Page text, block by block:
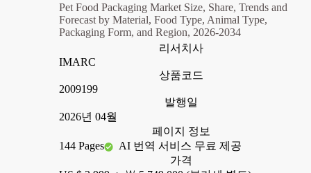
Pet Food Packaging Market Size, Share, Trends and
Forecast by Material, Food Type, Animal Type,
Packaging Form, and Region, 2026-2034
리서치사
IMARC
상품코드
2009199
발행일
2026년 04월
페이지 정보
144 Pages
AI 번역 서비스 무료 제공
가격